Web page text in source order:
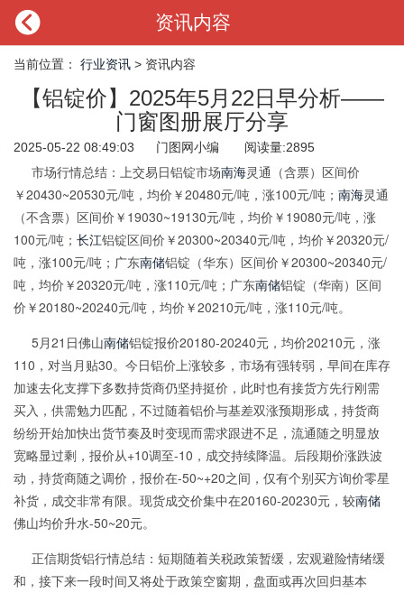
 资讯内容
当前位置： 行业资讯 > 资讯内容
【铝锭价】2025年5月22日早分析——
门窗图册展厅分享
2025-05-22 08:49:03 门图网小编 阅读量:2895
市场行情总结：上交易日铝锭市场南海灵通（含票）区间价
￥20430~20530元/吨，均价￥20480元/吨，涨100元/吨； 南海灵通
（不含票）区间价￥19030~19130元/吨，均价￥19080元/吨，涨
100元/吨； 长江铝锭区间价￥20300~20340元/吨，均价￥20320元/
吨，涨100元/吨；广东南储铝锭（华东）区间价￥20300~20340元/
吨，均价￥20320元/吨，涨110元/吨；广东南储铝锭（华南）区间
价￥20180~20240元/吨，均价￥20210元/吨，涨110元/吨。
5月21日佛山南储铝锭报价20180-20240元，均价20210元，涨
110，对当月贴30。今日铝价上涨较多，市场有强转弱，早间在库存
加速去化支撑下多数持货商仍坚持挺价，此时也有接货方先行刚需
买入，供需勉力匹配，不过随着铝价与基差双涨预期形成，持货商
纷纷开始加快出货节奏及时变现而需求跟进不足，流通随之明显放
宽略显过剩，报价从+10调至-10，成交持续降温。后段期价涨跌波
动，持货商随之调价，报价在-50~+20之间，仅有个别买方询价零星
补货，成交非常有限。现货成交价集中在20160-20230元，较南储
佛山均价升水-50~20元。
正信期货铝行情总结：短期随着关税政策暂缓，宏观避险情绪缓
和，接下来一段时间又将处于政策空窗期，盘面或再次回归基本